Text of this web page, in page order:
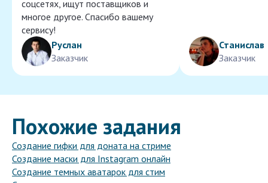
соцсетях, ищут поставщиков и
многое другое. Спасибо вашему
сервису!
Руслан
Заказчик
Станислав
Заказчик
Похожие задания
Создание гифки для доната на стриме
Создание маски для Instagram онлайн
Создание темных аватарок для стим